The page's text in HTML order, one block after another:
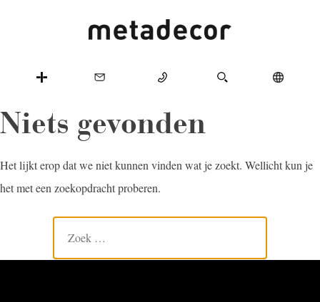
Niets gevonden
Het lijkt erop dat we niet kunnen vinden wat je zoekt. Wellicht kun je
het met een zoekopdracht proberen.